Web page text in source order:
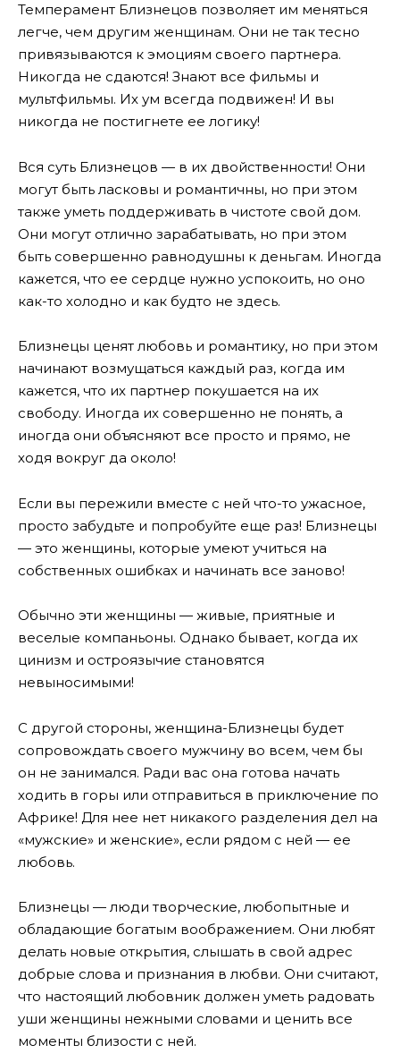
Темперамент Близнецов позволяет им меняться
легче, чем другим женщинам. Они не так тесно
привязываются к эмоциям своего партнера.
Никогда не сдаются! Знают все фильмы и
мультфильмы. Их ум всегда подвижен! И вы
никогда не постигнете ее логику!
Вся суть Близнецов — в их двойственности! Они
могут быть ласковы и романтичны, но при этом
также уметь поддерживать в чистоте свой дом.
Они могут отлично зарабатывать, но при этом
быть совершенно равнодушны к деньгам. Иногда
кажется, что ее сердце нужно успокоить, но оно
как-то холодно и как будто не здесь.
Близнецы ценят любовь и романтику, но при этом
начинают возмущаться каждый раз, когда им
кажется, что их партнер покушается на их
свободу. Иногда их совершенно не понять, а
иногда они объясняют все просто и прямо, не
ходя вокруг да около!
Если вы пережили вместе с ней что-то ужасное,
просто забудьте и попробуйте еще раз! Близнецы
— это женщины, которые умеют учиться на
собственных ошибках и начинать все заново!
Обычно эти женщины — живые, приятные и
веселые компаньоны. Однако бывает, когда их
цинизм и остроязычие становятся
невыносимыми!
С другой стороны, женщина-Близнецы будет
сопровождать своего мужчину во всем, чем бы
он не занимался. Ради вас она готова начать
ходить в горы или отправиться в приключение по
Африке! Для нее нет никакого разделения дел на
«мужские» и женские», если рядом с ней — ее
любовь.
Близнецы — люди творческие, любопытные и
обладающие богатым воображением. Они любят
делать новые открытия, слышать в свой адрес
добрые слова и признания в любви. Они считают,
что настоящий любовник должен уметь радовать
уши женщины нежными словами и ценить все
моменты близости с ней.